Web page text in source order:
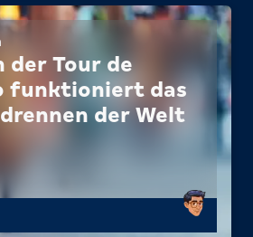
der Tour de
funktioniert das
der Welt